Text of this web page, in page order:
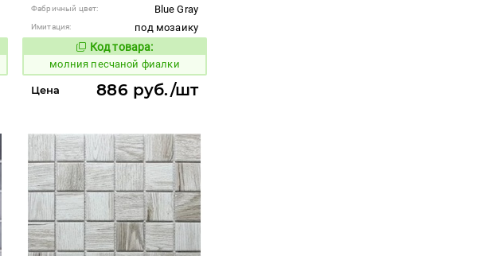
Фабричный цвет: Blue Gray
Имитация:
под мозаику
Код товара:
1009114Код товара:
молния песчаной фиалки
Цена 886 руб./шт